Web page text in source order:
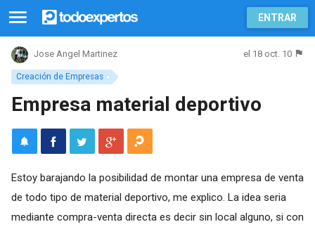
ENTRAR
Creación de Empresas
Jose Angel Martinez el 18 oct. 10
Empresa material deportivo
Estoy barajando la posibilidad de montar una empresa de venta
de todo tipo de material deportivo, me explico. La idea seria
mediante compra-venta directa es decir sin local alguno, si con